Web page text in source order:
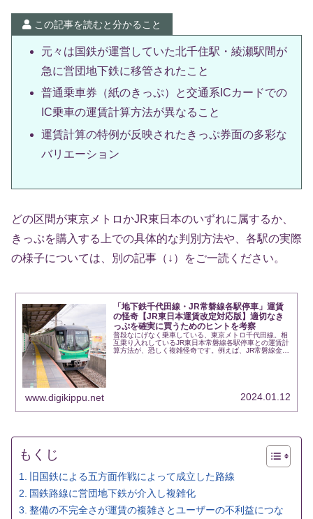
この記事を読むと分かること
元々は国鉄が運営していた北千住駅・綾瀬駅間が
急に営団地下鉄に移管されたこと
普通乗車券（紙のきっぷ）と交通系ICカードでの
IC乗車の運賃計算方法が異なること
運賃計算の特例が反映されたきっぷ券面の多彩な
バリエーション
どの区間が東京メトロかJR東日本のいずれに属するか、
きっぷを購入する上での具体的な判別方法や、各駅の実際
の様子については、別の記事（↓）をご一読ください。
「地下鉄千代田線・JR常磐線各駅停車」運賃
の怪奇【JR東日本運賃改定対応版】適切なき
っぷを確実に買うためのヒントを考察
普段なにげなく乗車している、東京メトロ千代田線。相
互乗り入れしているJR東日本常磐線各駅停車との運賃計
算方法が、恐しく複雑怪奇です。例えば、JR常磐線金町
www.digikippu.net 2024.01.12
もくじ
旧国鉄による五方面作戦によって成立した路線
国鉄路線に営団地下鉄が介入し複雑化
整備の不完全さが運賃の複雑さとユーザーの不利益につな